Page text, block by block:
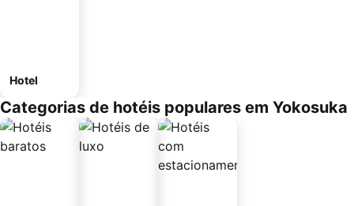
Hotel
Categorias de hotéis populares em Yokosuka